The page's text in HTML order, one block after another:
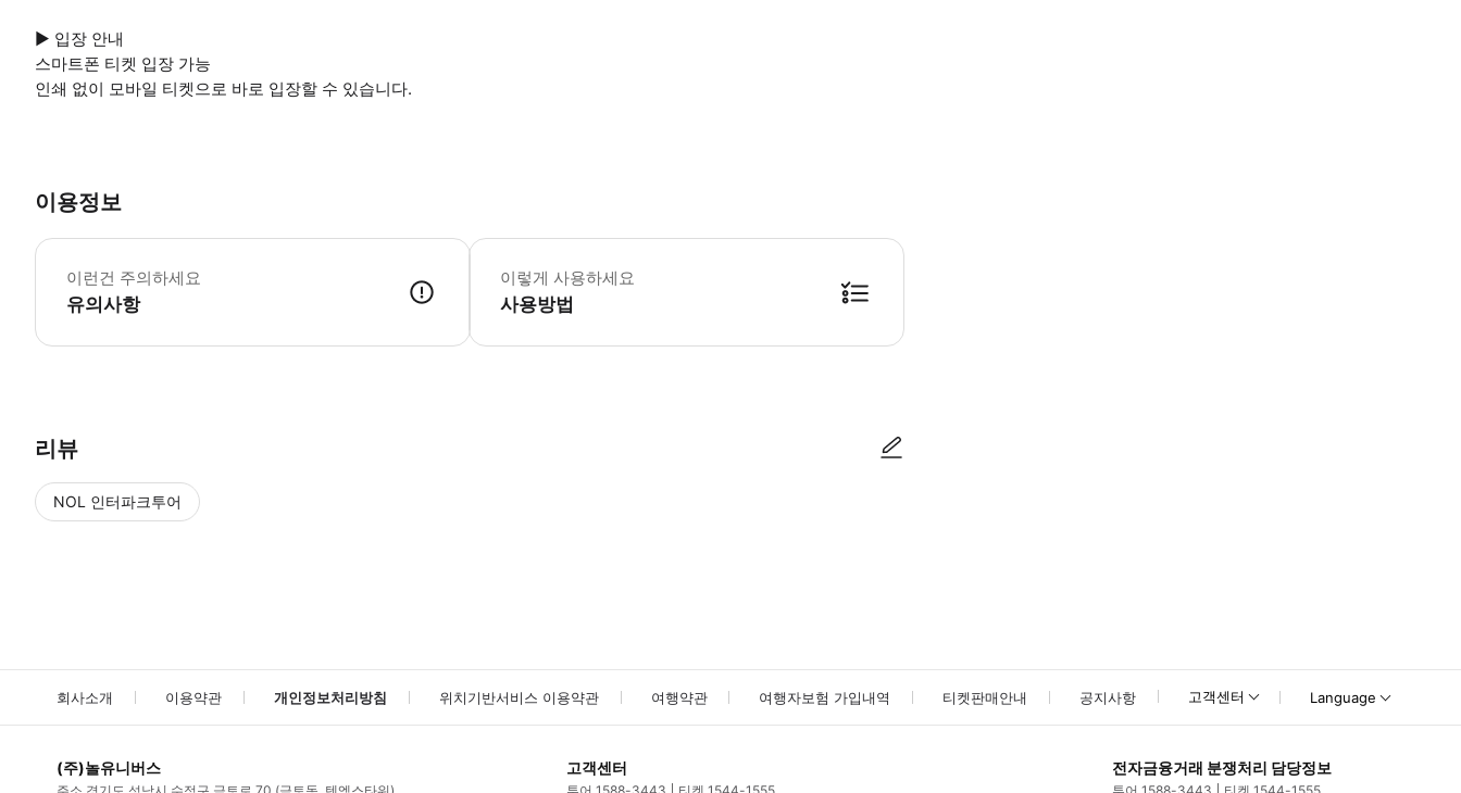
▶ 입장 안내
스마트폰 티켓 입장 가능
인쇄 없이 모바일 티켓으로 바로 입장할 수 있습니다.
이용정보
이런건 주의하세요
유의사항
이렇게 사용하세요
사용방법
리뷰
NOL 인터파크투어
회사소개 이용약관 개인정보처리방침 위치기반서비스 이용약관 여행약관 여행자보험 가입내역 티켓판매안내 공지사항 고객센터 Language
(주)놀유니버스 고객센터 전자금융거래 분쟁처리 담당정보